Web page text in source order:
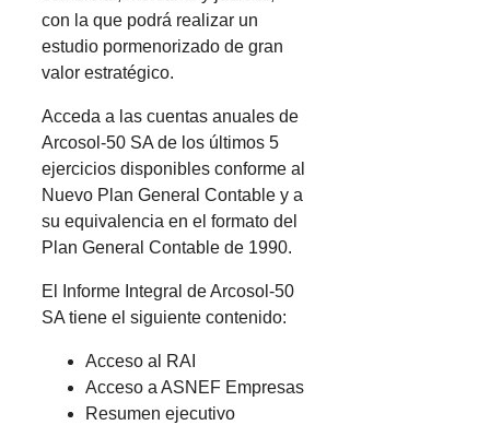
con la que podrá realizar un
estudio pormenorizado de gran
valor estratégico.
Acceda a las cuentas anuales de
Arcosol-50 SA de los últimos 5
ejercicios disponibles conforme al
Nuevo Plan General Contable y a
su equivalencia en el formato del
Plan General Contable de 1990.
El Informe Integral de Arcosol-50
SA tiene el siguiente contenido:
Acceso al RAI
Acceso a ASNEF Empresas
Resumen ejecutivo